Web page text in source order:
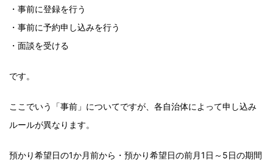
・事前に登録を行う
・事前に予約申し込みを行う
・面談を受ける
です。
ここでいう「事前」についてですが、各自治体によって申し込み
ルールが異なります。
預かり希望日の1か月前から・預かり希望日の前月1日～5日の期間